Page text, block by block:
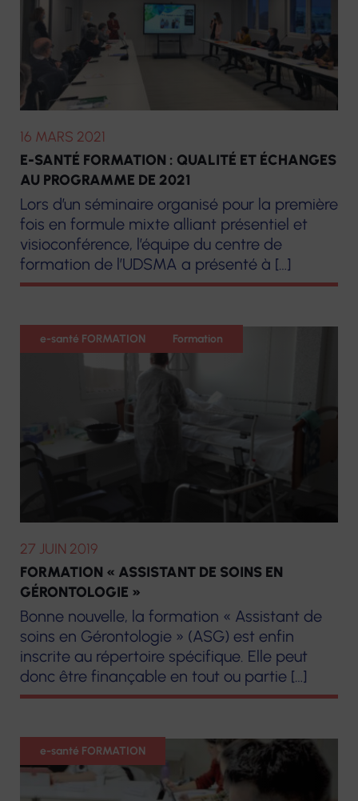
prothèses
dentaires
Pharmacie
médical
d’accompagnement
et de répit des
Centre de
Territorial
16 MARS 2021
E-SANTÉ FORMATION : QUALITÉ ET ÉCHANGES
AU PROGRAMME DE 2021
Lors d’un séminaire organisé pour la première
fois en formule mixte alliant présentiel et
visioconférence, l’équipe du centre de
formation de l’UDSMA a présenté à […]
e santé formation Formation
27 JUIN 2019
FORMATION « ASSISTANT DE SOINS EN
GÉRONTOLOGIE »
Bonne nouvelle, la formation « Assistant de
soins en Gérontologie » (ASG) est enfin
inscrite au répertoire spécifique. Elle peut
donc être finançable en tout ou partie […]
e-santé FORMATION
Formation
e-santé FORMATION